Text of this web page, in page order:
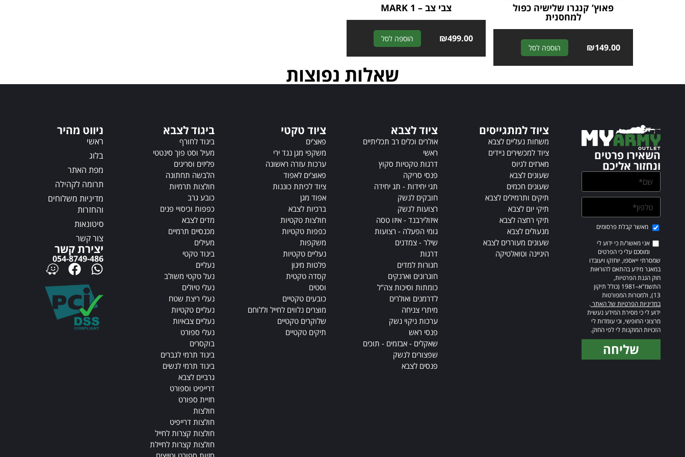
פאוץ’ קנגרו שלישיה כפול
למחסנית
₪149.00 הוספה לסל
l
t
t
i
v
e
:
צבי צב – MARK 1
₪499.00 הוספה לסל
l
t
e
r
v
שאלות נפוצות
השאירו פרטים
ונחזור אליכם
מאשר קבלת פרסומים
אני מאשר/ת כי ידוע לי
ומוסכם עלי כי הפרטים
שמסרתי ייאספו, יוחזקו ויעובדו
במאגר מידע בהתאם להוראות
חוק הגנת הפרטיות,
התשמ"א–1981 (כולל תיקון
13), ולמטרות המפורטות
במדיניות הפרטיות של האתר.
ידוע לי כי מסירת המידע נעשית
מרצוני החופשי, וכי עומדות לי
הזכויות המוקנות לי לפי החוק.
שליחה
ציוד למתגייסים
משחות נעליים לצבא
ציוד למכשירים ניידים
מארזים לגיוס
שעונים לצבא
שעונים חכמים
תיקים ותרמילים לצבא
תיקי יום לצבא
תיקי רחצה לצבא
מנעולים לצבא
שעונים מעוררים לצבא
היגיינה וטואלטיקה
ציוד לצבא
אולרים וכלים רב תכליתיים
ראשי
דרגות טקטיות סקוץ
פנסי סריקה
תגי יחידות - תג יחידה
חובקים לנשק
רצועות לנשק
איזולירבנד - איזו טסה
גומי הפעלה - רצועות
שילר - צמדנים
דרגות
חגורות למדים
חוגרונים וארנקים
כומתות וסיכות צה"ל
לדרמנים ואולרים
מיתרי צניחה
ערכות ניקוי נשק
פנסי ראש
שאקלים - אבזמים - תוכים
שפצורים לנשק
פנסים לצבא
ציוד טקטי
פאצ'ים
משקפי מגן נגד ירי
ערכות עזרה ראשונה
פאוצ'ים לאפוד
ציוד לכיתת כוננות
אפוד מגן
ברכיות לצבא
חולצות טקטיות
כפפות טקטיות
משקפות
נעליים טקטיות
פלטות מיגון
קסדה טקטית
וסטים
כובעים טקטיים
מוצרים נלווים לחייל וללוחם
שלוקרים טקטיים
תיקים טקטיים
ביגוד לצבא
ביגוד לחורף
מעיל וסט פוך סינטטי
פליזים וסריגים
הלבשה תחתונה
חולצות תרמיות
כובע גרב
כפפות וכיסויי פנים
מדים לצבא
מכנסיים תרמיים
מעילים
ביגוד טקטי
נעליים
נעל טקטי משולב
נעלי טיולים
נעלי ריצת שטח
נעליים טקטיות
נעליים צבאיות
נעלי ספורט
בוקסרים
ביגוד תרמי לגברים
ביגוד תרמי לנשים
גרביים לצבא
דרייפיט וספורט
חזיית ספורט
חולצות
חולצות דרייפיט
חולצות קצרות לחייל
חולצות קצרות לחיילת
ניווט מהיר
ראשי
בלוג
מפת האתר
תרומה לקהילה
מדיניות משלוחים
והחזרות
סיטונאות
צור קשר
יצירת קשר
054-8749-486